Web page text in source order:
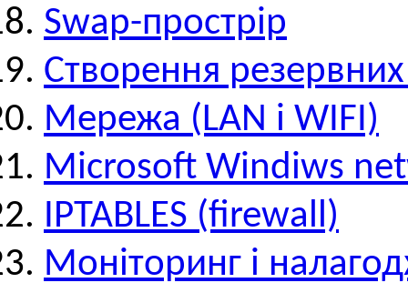
Swap-прострір
Створення
Мережа (LAN i WIFI)
Microsoft Windiws
IPTABLES (firewall)
Моніторинг і